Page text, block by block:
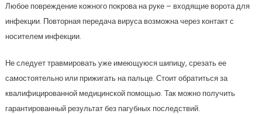
Любое повреждение кожного покрова на руке – входящие ворота для
инфекции. Повторная передача вируса возможна через контакт с
носителем инфекции.
Не следует травмировать уже имеющуюся шипицу, срезать ее
самостоятельно или прижигать на пальце. Стоит обратиться за
квалифицированной медицинской помощью. Так можно получить
гарантированный результат без пагубных последствий.